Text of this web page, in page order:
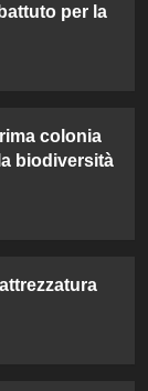
per la
colonia
biodiversità